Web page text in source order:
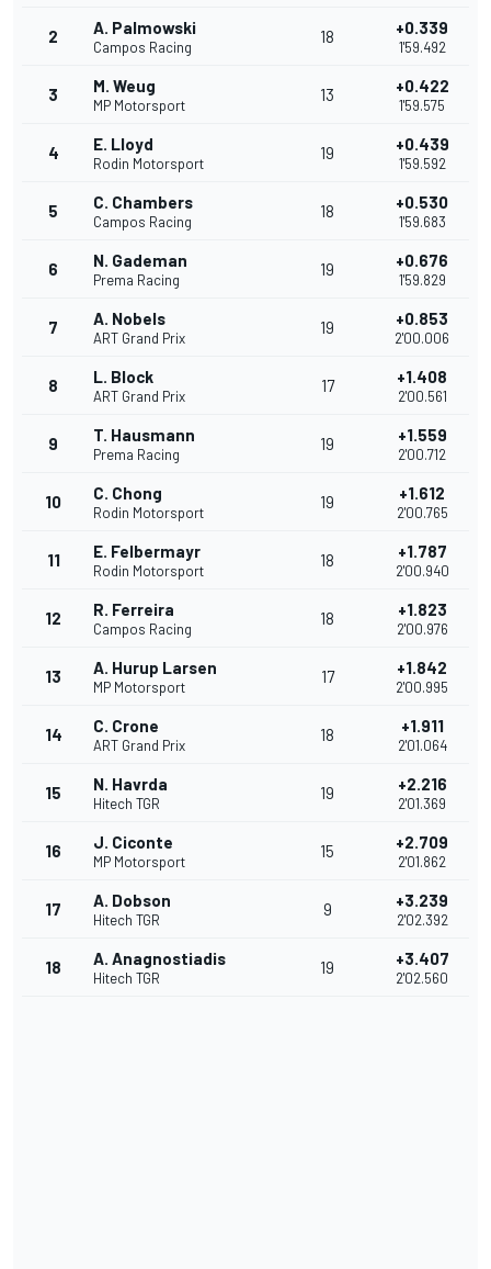
2 A. Palmowski
Campos Racing
18 +0.339
1'59.492
3 M. Weug
MP Motorsport
13 +0.422
1'59.575
4 E. Lloyd
Rodin Motorsport
19 +0.439
1'59.592
5 C. Chambers
Campos Racing
18 +0.530
1'59.683
6 N. Gademan
Prema Racing
19 +0.676
1'59.829
7 A. Nobels
ART Grand Prix
19 +0.853
2'00.006
8 L. Block
ART Grand Prix
17 +1.408
2'00.561
9 T. Hausmann
Prema Racing
19 +1.559
2'00.712
10 C. Chong
Rodin Motorsport
19 +1.612
2'00.765
11 E. Felbermayr
Rodin Motorsport
18 +1.787
2'00.940
12 R. Ferreira
Campos Racing
18 +1.823
2'00.976
13 A. Hurup Larsen
MP Motorsport
17 +1.842
2'00.995
14 C. Crone
ART Grand Prix
18 +1.911
2'01.064
15 N. Havrda
Hitech TGR
19 +2.216
2'01.369
16 J. Ciconte
MP Motorsport
15 +2.709
2'01.862
17 A. Dobson
Hitech TGR
9 +3.239
2'02.392
18 A. Anagnostiadis
Hitech TGR
19 +3.407
2'02.560